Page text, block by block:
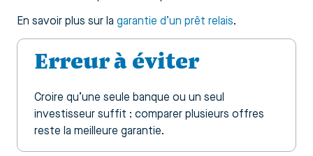
En savoir plus sur la garantie d’un prêt relais.
Erreur à éviter
Croire qu’une seule banque ou un seul
investisseur suffit : comparer plusieurs offres
reste la meilleure garantie.